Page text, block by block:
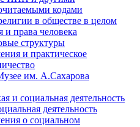
кодами
в обществе в целом
и права человека
структуры
и практическое
им. А.Сахарова
и социальная деятельность
деятельность
о социальном